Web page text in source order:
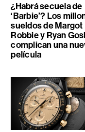
¿Habrá secuela de
‘Barbie’? Los
sueldos de Margot
Robbie y Ryan
complican una
película